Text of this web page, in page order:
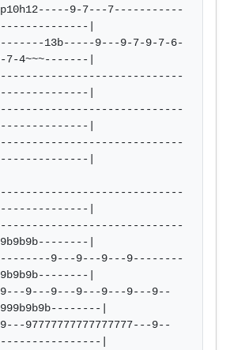
9-7---7-----------
|
13b-----9---9-7-9-7-6-
4~~~-------|
|
|
|
|
|
9---9---9---9--------
|
9---9---9---9---9---9--
|
97777777777777777---9--
|